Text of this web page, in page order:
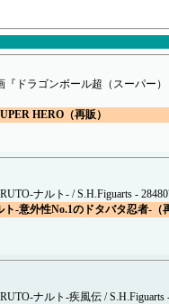
ドラゴンボール超（スーパー
HERO（再販）
ナルト- / S.H.Figuarts -
ト-意外性No.1のドタバタ忍者-（
ナルト-疾風伝 / S.H.Figuarts